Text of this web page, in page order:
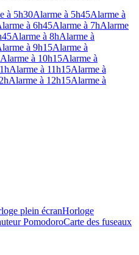
à 5h30Alarme à 5h45Alarme à
à 6h45Alarme à 7hAlarme
Alarme à 8hAlarme à
à 9h15Alarme à
Alarme à 10h15Alarme à
Alarme à 11h15Alarme à
Alarme à 12h15Alarme à
plein écranHorloge
PomodoroCarte des fuseaux